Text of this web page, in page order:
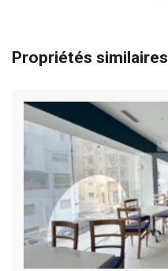
Propriétés similaires